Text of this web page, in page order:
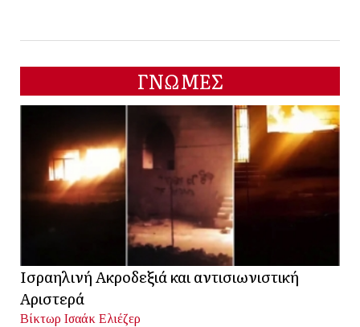
ΓΝΩΜΕΣ
Ισραηλινή Ακροδεξιά και αντισιωνιστική
Αριστερά
Βίκτωρ Ισαάκ Ελιέζερ